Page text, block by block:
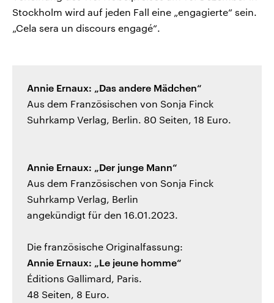
Stockholm wird auf jeden Fall eine „engagierte“ sein.
„Cela sera un discours engagé“.
Annie Ernaux: „Das andere Mädchen“
Aus dem Französischen von Sonja Finck
Suhrkamp Verlag, Berlin. 80 Seiten, 18 Euro.
Annie Ernaux: „Der junge Mann“
Aus dem Französischen von Sonja Finck
Suhrkamp Verlag, Berlin
angekündigt für den 16.01.2023.
Die französische Originalfassung:
Annie Ernaux: „Le jeune homme“
Éditions Gallimard, Paris.
48 Seiten, 8 Euro.